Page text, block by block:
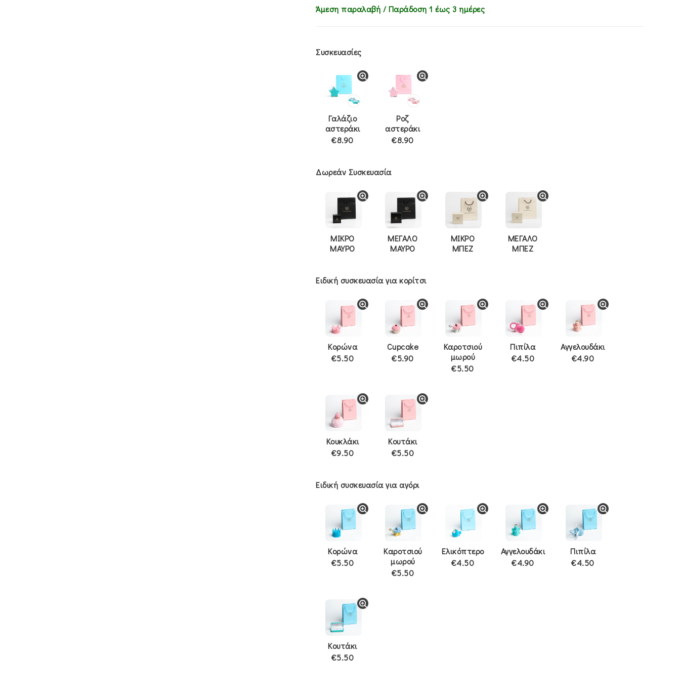
Άμεση παραλαβή / Παράδoση 1 έως 3 ημέρες
Συσκευασίες
Γαλάζιο
αστεράκι
€8.90
Ροζ
αστεράκι
€8.90
Δωρεάν Συσκευασία
ΜΙΚΡΟ
ΜΑΥΡΟ
ΜΕΓΑΛΟ
ΜΑΥΡΟ
ΜΙΚΡΟ
ΜΠΕΖ
ΜΕΓΑΛΟ
ΜΠΕΖ
Ειδική συσκευασία για κορίτσι
Κορώνα
€5.50
Cupcake
€5.90
Καροτσιού
μωρού
€5.50
Πιπίλα
€4.50
Αγγελουδάκι
€4.90
Κουκλάκι
€9.50
Κουτάκι
€5.50
Ειδική συσκευασία για αγόρι
Κορώνα
€5.50
Καροτσιού
μωρού
€5.50
Ελικόπτερο
€4.50
Αγγελουδάκι
€4.90
Πιπίλα
€4.50
Κουτάκι
€5.50